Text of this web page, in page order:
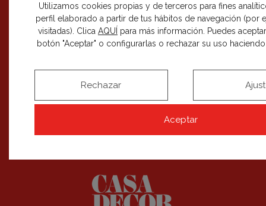
Utilizamos cookies propias y de terceros para fines
perfil elaborado a partir de tus hábitos de navegación (por
visitadas). Clica AQUÍ para más información. Puedes
botón "Aceptar" o configurarlas o rechazar su uso
Aceptar
Rechazar
SÍGUENOS EN REDES SOCIALES
RECIBE NUESTRAS NOVEDADES
SUSCRIBIRME